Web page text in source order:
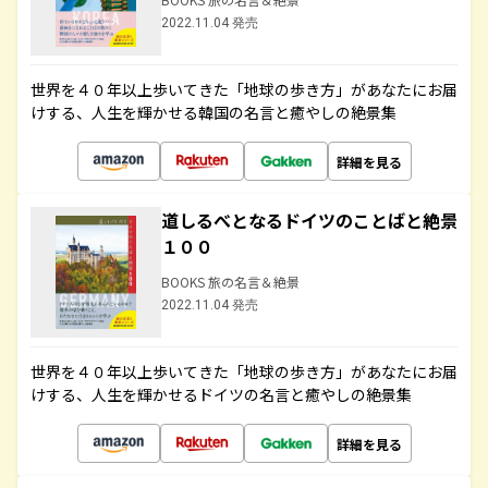
2022.11.04 発売
世界を４０年以上歩いてきた「地球の歩き方」があなたにお届
けする、人生を輝かせる韓国の名言と癒やしの絶景集
詳細を見る
道しるべとなるドイツのことばと絶景
１００
BOOKS 旅の名言＆絶景
2022.11.04 発売
世界を４０年以上歩いてきた「地球の歩き方」があなたにお届
けする、人生を輝かせるドイツの名言と癒やしの絶景集
詳細を見る